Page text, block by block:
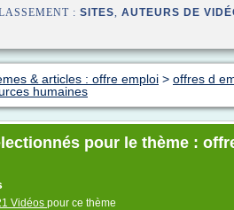
: SITES, AUTEURS DE
& articles : offre emploi > offres d
humaines
pour le thème :
Vidéos pour ce thème